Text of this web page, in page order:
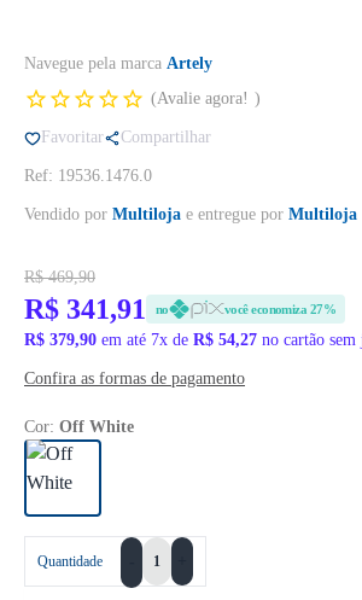
Navegue pela marca Artely
Avalie agora!
Favoritar Compartilhar
Ref: 19536.1476.0
Vendido por Multiloja e entregue por Multiloja
R$ 469,90
R$ 341,91 no você economiza 27%
R$ 379,90 em até 7x de R$ 54,27 no cartão sem
Confira as formas de pagamento
Cor: Off White
Quantidade